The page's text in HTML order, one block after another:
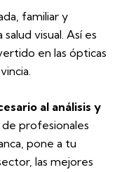
familiar y
visual. Así es
en las ópticas
al análisis y
profesionales
pone a tu
las mejores